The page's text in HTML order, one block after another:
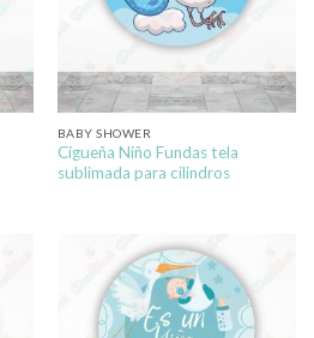
BABY SHOWER
Cigueña Niño Fundas tela
sublimada para cilindros